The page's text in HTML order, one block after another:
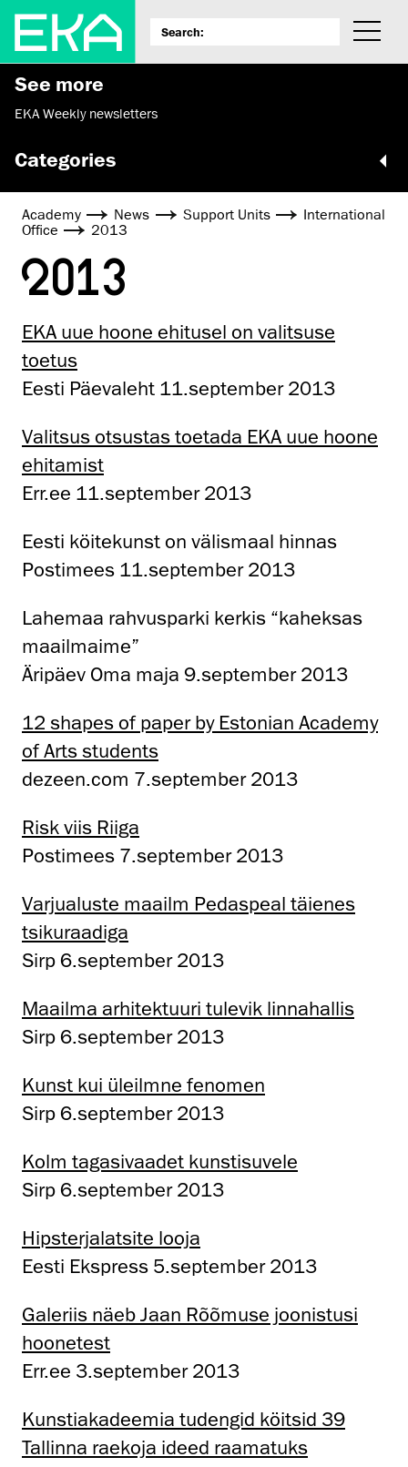
See more
EKA Weekly newsletters
Categories
Academy News Support Units
International
Office
2013
2013
EKA uue hoone ehitusel on valitsuse
toetus
Eesti Päevaleht 11.september 2013
Valitsus otsustas toetada EKA uue hoone
ehitamist
Err.ee 11.september 2013
Eesti köitekunst on välismaal hinnas
Postimees 11.september 2013
Lahemaa rahvusparki kerkis “kaheksas
maailmaime”
Äripäev Oma maja 9.september 2013
12 shapes of paper by Estonian Academy
of Arts students
dezeen.com 7.september 2013
Risk viis Riiga
Postimees 7.september 2013
Varjualuste maailm Pedaspeal täienes
tsikuraadiga
Sirp 6.september 2013
Maailma arhitektuuri tulevik linnahallis
Sirp 6.september 2013
Kunst kui üleilmne fenomen
Sirp 6.september 2013
Kolm tagasivaadet kunstisuvele
Sirp 6.september 2013
Hipsterjalatsite looja
Eesti Ekspress 5.september 2013
Galeriis näeb Jaan Rõõmuse joonistusi
hoonetest
Err.ee 3.september 2013
Kunstiakadeemia tudengid köitsid 39
Tallinna raekoja ideed raamatuks